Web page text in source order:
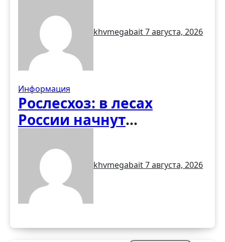
вредителей
khvmegabait7 августа, 2026
Информация
Рослесхоз: в лесах
России начнут
тропы» без рубки
деревьев
khvmegabait7 августа, 2026